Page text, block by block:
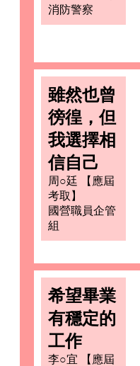
消防警察
雖然也曾
徬徨，但
我選擇相
信自己
周○廷 【應屆
考取】
國營職員企管
組
希望畢業
有穩定的
工作
李○宜 【應屆